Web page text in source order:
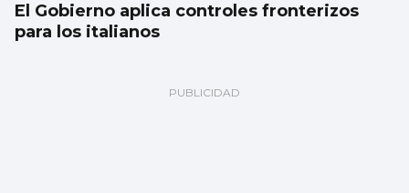
El Gobierno aplica controles fronterizos
para los italianos